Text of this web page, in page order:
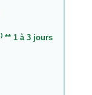
** 1 à 3 jours